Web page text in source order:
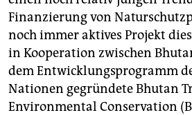
Finanzierung von
noch immer aktives Projekt
in Kooperation zwischen
dem Entwicklungsprogramm
Nationen gegründete Bhutan
Environmental Conservation